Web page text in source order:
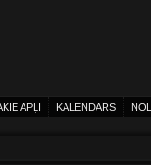
APĻI KALENDĀRS